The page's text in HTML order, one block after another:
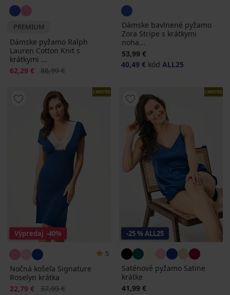
PREMIUM
Dámske pyžamo Ralph
Lauren Cotton Knit s
krátkymi ...
Zľava
62,29 € Pôvodná cena
88,99 €
Dámske bavlnené pyžamo
Zora Stripe s krátkymi
noha...
53,99 €
40,49 € kód ALL25
LIMITED
Výpredaj -40%
5
Nočná košeľa Signature
Roselyn krátka
Zľava
22,79 € Pôvodná cena
37,99 €
LIMITED
-25 % ALL25
Saténové pyžamo Satine
krátke
41,99 €